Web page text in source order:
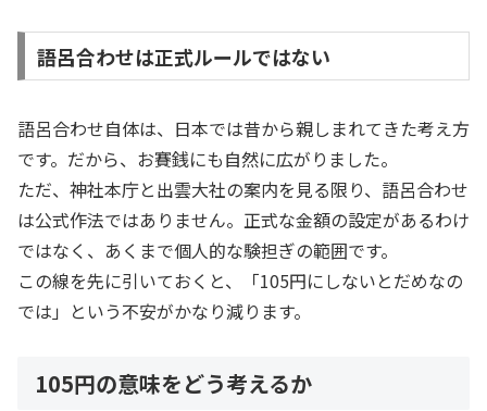
語呂合わせは正式ルールではない
語呂合わせ自体は、日本では昔から親しまれてきた考え方
です。だから、お賽銭にも自然に広がりました。
ただ、神社本庁と出雲大社の案内を見る限り、語呂合わせ
は公式作法ではありません。正式な金額の設定があるわけ
ではなく、あくまで個人的な験担ぎの範囲です。
この線を先に引いておくと、「105円にしないとだめなの
では」という不安がかなり減ります。
105円の意味をどう考えるか